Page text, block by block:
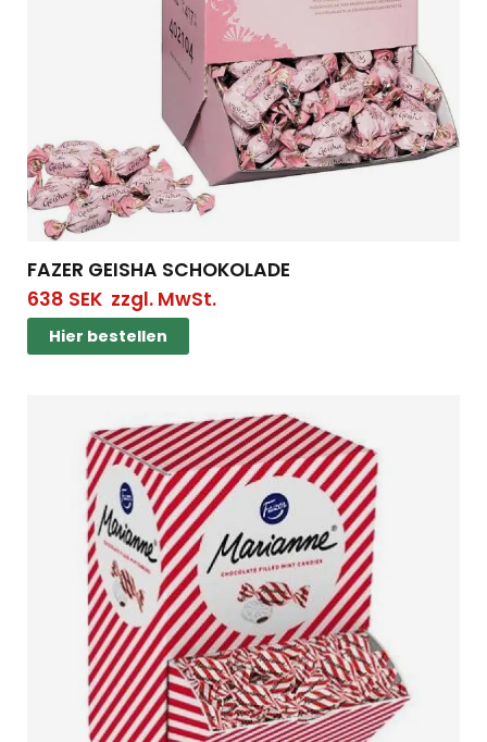
FAZER GEISHA SCHOKOLADE
638 SEKzzgl. MwSt.
Hier bestellen